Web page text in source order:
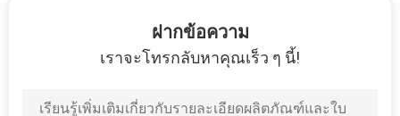
ฝากข้อความ
เราจะโทรกลับหาคุณเร็ว ๆ นี้!